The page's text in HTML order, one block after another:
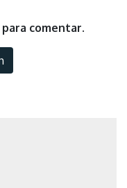
comentar.